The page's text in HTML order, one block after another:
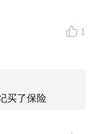
1
买了保险